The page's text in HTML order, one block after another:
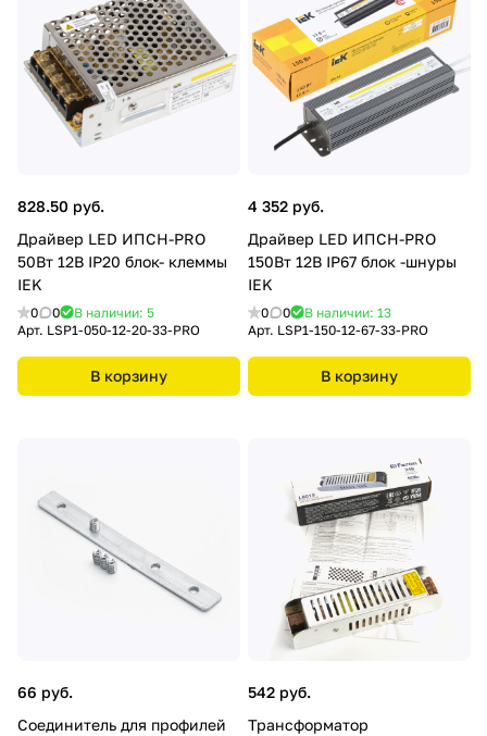
828.50 руб.
Драйвер LED ИПСН-PRO
50Вт 12В IP20 блок- клеммы
IEK
0 0
В наличии: 5
Арт. LSP1-050-12-20-33-PRO
В корзину
4 352 руб.
Драйвер LED ИПСН-PRO
150Вт 12В IP67 блок -шнуры
IEK
0 0
В наличии: 13
Арт. LSP1-150-12-67-33-PRO
В корзину
66 руб.
Соединитель для профилей
542 руб.
Трансформатор